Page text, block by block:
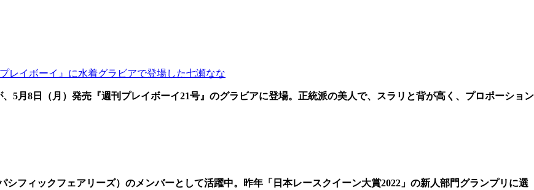
プレイボーイ』に水着グラビアで登場した七瀬なな
、5月8日（月）発売『週刊プレイボーイ21号』のグラビアに登場。正統派の美人で、スラリと背が高く、プロポーション
フィックフェアリーズ）のメンバーとして活躍中。昨年「日本レースクイーン大賞2022」の新人部門グランプリに選